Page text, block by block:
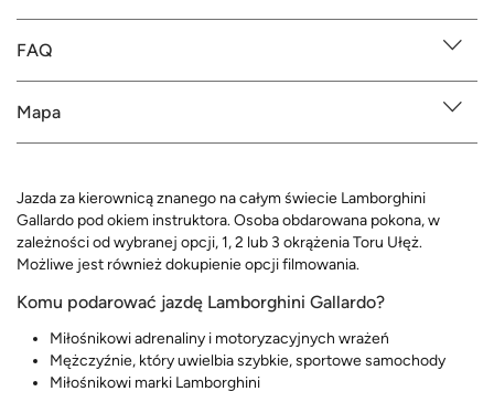
FAQ
Mapa
Jazda za kierownicą znanego na całym świecie Lamborghini
Gallardo pod okiem instruktora. Osoba obdarowana pokona, w
zależności od wybranej opcji, 1, 2 lub 3 okrążenia Toru Ułęż.
Możliwe jest również dokupienie opcji filmowania.
Komu podarować jazdę Lamborghini Gallardo?
Miłośnikowi adrenaliny i motoryzacyjnych wrażeń
Mężczyźnie, który uwielbia szybkie, sportowe samochody
Miłośnikowi marki Lamborghini